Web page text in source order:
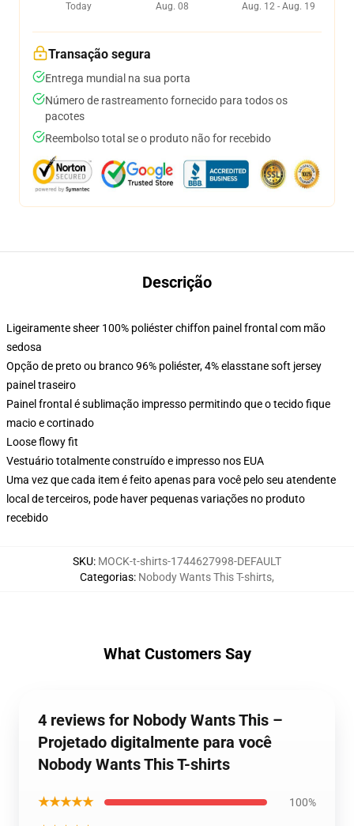
Today
Aug. 08
Aug. 12 - Aug. 19
Transação segura
Entrega mundial na sua porta
Número de rastreamento fornecido para todos os
pacotes
Reembolso total se o produto não for recebido
Descrição
Ligeiramente sheer 100% poliéster chiffon painel frontal com mão
sedosa
Opção de preto ou branco 96% poliéster, 4% elasstane soft jersey
painel traseiro
Painel frontal é sublimação impresso permitindo que o tecido fique
macio e cortinado
Loose flowy fit
Vestuário totalmente construído e impresso nos EUA
Uma vez que cada item é feito apenas para você pelo seu atendente
local de terceiros, pode haver pequenas variações no produto
recebido
SKU: MOCK-t-shirts-1744627998-DEFAULT
Categorias: Nobody Wants This T-shirts,
What Customers Say
4 reviews for Nobody Wants This –
Projetado digitalmente para você
Nobody Wants This T-shirts
★★★★★ 100%